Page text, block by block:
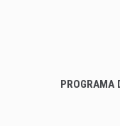
PROGRAMA